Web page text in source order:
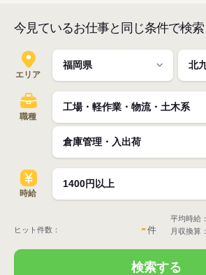
今見ているお仕事と同じ条件で検索
エリア
職種
時給
ヒット件数： -件
平均時給：
月収換算：
検索する